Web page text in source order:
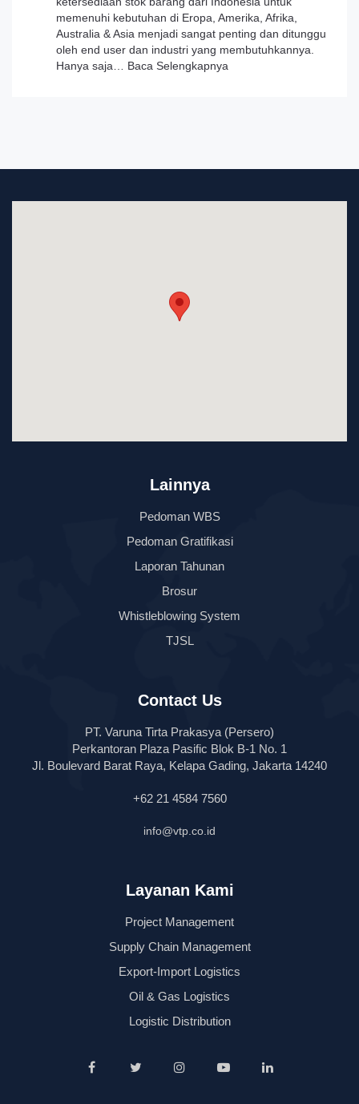
memenuhi kebutuhan di Eropa, Amerika, Afrika,
Australia & Asia menjadi sangat penting dan ditunggu
oleh end user dan industri yang membutuhkannya.
Hanya saja… Baca Selengkapnya
Lainnya
Pedoman WBS
Pedoman Gratifikasi
Laporan Tahunan
Brosur
Whistleblowing System
TJSL
Contact Us
PT. Varuna Tirta Prakasya (Persero)
Perkantoran Plaza Pasific Blok B-1 No. 1
Jl. Boulevard Barat Raya, Kelapa Gading, Jakarta 14240
+62 21 4584 7560
info@vtp.co.id
Layanan Kami
Project Management
Supply Chain Management
Export-Import Logistics
Oil & Gas Logistics
Logistic Distribution